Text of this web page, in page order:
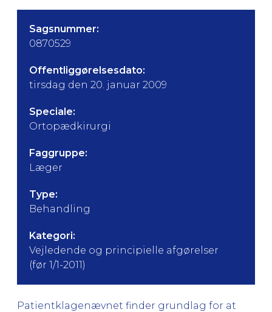
Sagsnummer:
0870529
Offentliggørelsesdato:
tirsdag den 20. januar 2009
Speciale:
Ortopædkirurgi
Faggruppe:
Læger
Type:
Behandling
Kategori:
Vejledende og principielle afgørelser
(før 1/1-2011)
Patientklagenævnet finder grundlag for at